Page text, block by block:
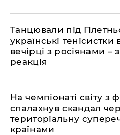
​Танцювали під
українські тенісистки
вечірці з росіянами –
реакція
​На чемпіонаті світу з
спалахнув скандал
територіальну
країнами